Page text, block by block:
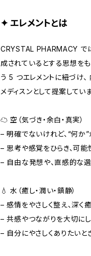
✦ エレメントとは
CRYSTAL PHARMACY で
成されているとする思想をも
う 5 つエレメントに紐づけ
メディスンとして提案していま
☁️ 空（気づき・余白・真実）
– 明確でないけれど、“何か”
– 思考や感覚をひらき、可能
– 自由な発想や、直感的な選
💧 水（癒し・潤い・鎮静）
– 感情をやさしく整え、深く
– 共感やつながりを大切にし
– 自分にやさしくありたいと